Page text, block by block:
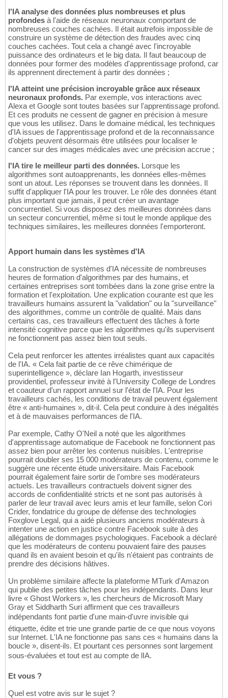
l'IA analyse des données plus nombreuses et plus
profondes à l'aide de réseaux neuronaux comportant de
nombreuses couches cachées. Il était autrefois impossible de
construire un système de détection des fraudes avec cinq
couches cachées. Tout cela a changé avec l'incroyable
puissance des ordinateurs et le big data. Il faut beaucoup de
données pour former des modèles d'apprentissage profond, car
ils apprennent directement à partir des données ;
l'IA atteint une précision incroyable grâce aux réseaux
neuronaux profonds. Par exemple, vos interactions avec
Alexa et Google sont toutes basées sur l'apprentissage profond.
Et ces produits ne cessent de gagner en précision à mesure
que vous les utilisez. Dans le domaine médical, les techniques
d'IA issues de l'apprentissage profond et de la reconnaissance
d'objets peuvent désormais être utilisées pour localiser le
cancer sur des images médicales avec une précision accrue ;
l'IA tire le meilleur parti des données. Lorsque les
algorithmes sont autoapprenants, les données elles-mêmes
sont un atout. Les réponses se trouvent dans les données. Il
suffit d'appliquer l'IA pour les trouver. Le rôle des données étant
plus important que jamais, il peut créer un avantage
concurrentiel. Si vous disposez des meilleures données dans
un secteur concurrentiel, même si tout le monde applique des
techniques similaires, les meilleures données l'emporteront.
Apport humain dans les systèmes d'IA
La construction de systèmes d'IA nécessite de nombreuses
heures de formation d'algorithmes par des humains, et
certaines entreprises sont tombées dans la zone grise entre la
formation et l'exploitation. Une explication courante est que les
travailleurs humains assurent la "validation" ou la "surveillance"
des algorithmes, comme un contrôle de qualité. Mais dans
certains cas, ces travailleurs effectuent des tâches à forte
intensité cognitive parce que les algorithmes qu'ils supervisent
ne fonctionnent pas assez bien tout seuls.
Cela peut renforcer les attentes irréalistes quant aux capacités
de l'IA. « Cela fait partie de ce rêve chimérique de
superintelligence », déclare Ian Hogarth, investisseur
providentiel, professeur invité à l'University College de Londres
et coauteur d'un rapport annuel sur l'état de l'IA. Pour les
travailleurs cachés, les conditions de travail peuvent également
être « anti-humaines », dit-il. Cela peut conduire à des inégalités
et à de mauvaises performances de l'IA.
Par exemple, Cathy O'Neil a noté que les algorithmes
d'apprentissage automatique de Facebook ne fonctionnent pas
assez bien pour arrêter les contenus nuisibles. L'entreprise
pourrait doubler ses 15 000 modérateurs de contenu, comme le
suggère une récente étude universitaire. Mais Facebook
pourrait également faire sortir de l'ombre ses modérateurs
actuels. Les travailleurs contractuels doivent signer des
accords de confidentialité stricts et ne sont pas autorisés à
parler de leur travail avec leurs amis et leur famille, selon Cori
Crider, fondatrice du groupe de défense des technologies
Foxglove Legal, qui a aidé plusieurs anciens modérateurs à
intenter une action en justice contre Facebook suite à des
allégations de dommages psychologiques. Facebook a déclaré
que les modérateurs de contenu pouvaient faire des pauses
quand ils en avaient besoin et qu'ils n'étaient pas contraints de
prendre des décisions hâtives.
Un problème similaire affecte la plateforme MTurk d'Amazon
qui publie des petites tâches pour les indépendants. Dans leur
livre « Ghost Workers », les chercheurs de Microsoft Mary
Gray et Siddharth Suri affirment que ces travailleurs
indépendants font partie d'une main-d'uvre invisible qui
étiquette, édite et trie une grande partie de ce que nous voyons
sur Internet. L'IA ne fonctionne pas sans ces « humains dans la
boucle », disent-ils. Et pourtant ces personnes sont largement
sous-évaluées et tout est au compte de lIA.
Et vous ?
Quel est votre avis sur le sujet ?